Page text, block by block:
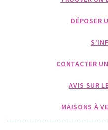
DÉPOSER
CONTACTER
AVIS SUR
MAISONS À